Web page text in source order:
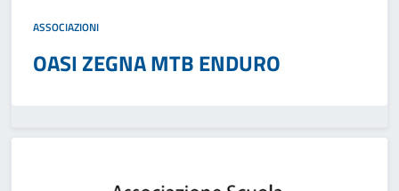
ASSOCIAZIONI
OASI ZEGNA MTB ENDURO